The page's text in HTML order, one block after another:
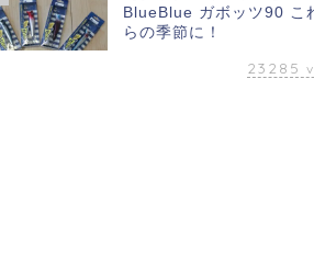
BlueBlue ガボッツ90 こ
らの季節に！
23285